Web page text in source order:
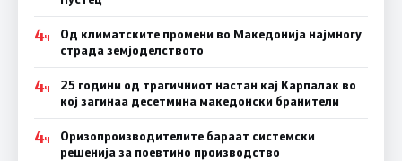
4Ч
Од климатските промени во Македонија најмногу
страда земјоделството
4Ч
25 години од трагичниот настан кај Карпалак во
кој загинаа десетмина македонски бранители
4Ч
Оризопроизводителите бараат системски
решенија за поевтино производство